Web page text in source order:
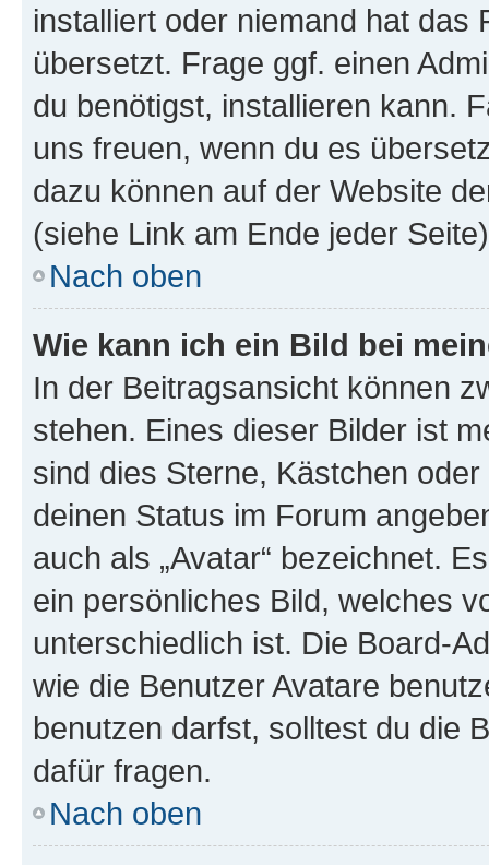
installiert oder niemand hat das
übersetzt. Frage ggf. einen
du benötigst, installieren kann.
uns freuen, wenn du es
dazu können auf der Website
(siehe Link am Ende jeder
Nach oben
Wie kann ich ein Bild bei
In der Beitragsansicht können
stehen. Eines dieser Bilder ist
sind dies Sterne, Kästchen
deinen Status im Forum
auch als „Avatar“ bezeichnet.
ein persönliches Bild, welches
unterschiedlich ist. Die Board-
wie die Benutzer Avatare
benutzen darfst, solltest du die
dafür fragen.
Nach oben